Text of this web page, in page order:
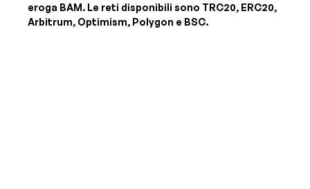
eroga BAM. Le reti disponibili sono TRC20, ERC20,
Arbitrum, Optimism, Polygon e BSC.